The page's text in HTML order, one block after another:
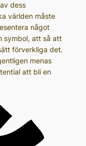
dess
världen måste
något
symbol, att så att
förverkliga det.
menas
att bli en